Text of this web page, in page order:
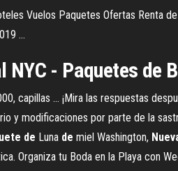
Vuelos Paquetes Ofertas Renta
...
NYC - Paquetes de
capillas ... ¡Mira las respuestas
y modificaciones por parte de la
de Luna de miel Washington,
Organiza tu Boda en la Playa con